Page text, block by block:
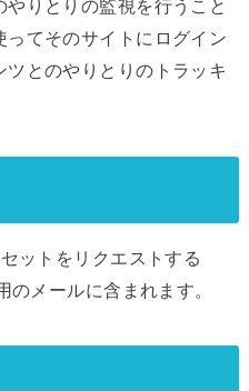
りとりの監視を行うこと
てそのサイトにログイン
とのやりとりのトラッキ
ットをリクエストする
のメールに含まれます。